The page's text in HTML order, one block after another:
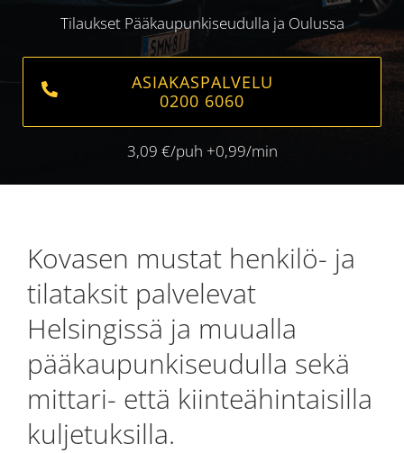
Tilaukset Pääkaupunkiseudulla ja Oulussa
ASIAKASPALVELU
0200 6060
3,09 €/puh +0,99/min
Kovasen mustat henkilö- ja
tilataksit palvelevat
Helsingissä ja muualla
pääkaupunkiseudulla sekä
mittari- että kiinteähintaisilla
kuljetuksilla.